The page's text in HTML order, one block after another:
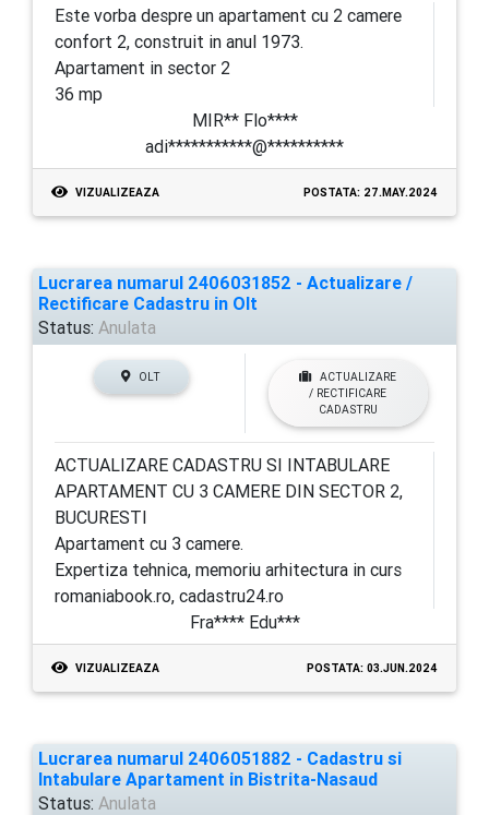
Este vorba despre un apartament cu 2 camere
confort 2, construit in anul 1973.
Apartament in sector 2
36 mp
MIR** Flo****
adi***********@**********
VIZUALIZEAZA POSTATA: 27.MAY.2024
Lucrarea numarul 2406031852 - Actualizare /
Rectificare Cadastru in Olt
Status: Anulata
OLT
ACTUALIZARE
/ RECTIFICARE
CADASTRU
ACTUALIZARE CADASTRU SI INTABULARE
APARTAMENT CU 3 CAMERE DIN SECTOR 2,
BUCURESTI
Apartament cu 3 camere.
Expertiza tehnica, memoriu arhitectura in curs
romaniabook.ro, cadastru24.ro
Fra**** Edu***
VIZUALIZEAZA POSTATA: 03.JUN.2024
Lucrarea numarul 2406051882 - Cadastru si
Intabulare Apartament in Bistrita-Nasaud
Status: Anulata